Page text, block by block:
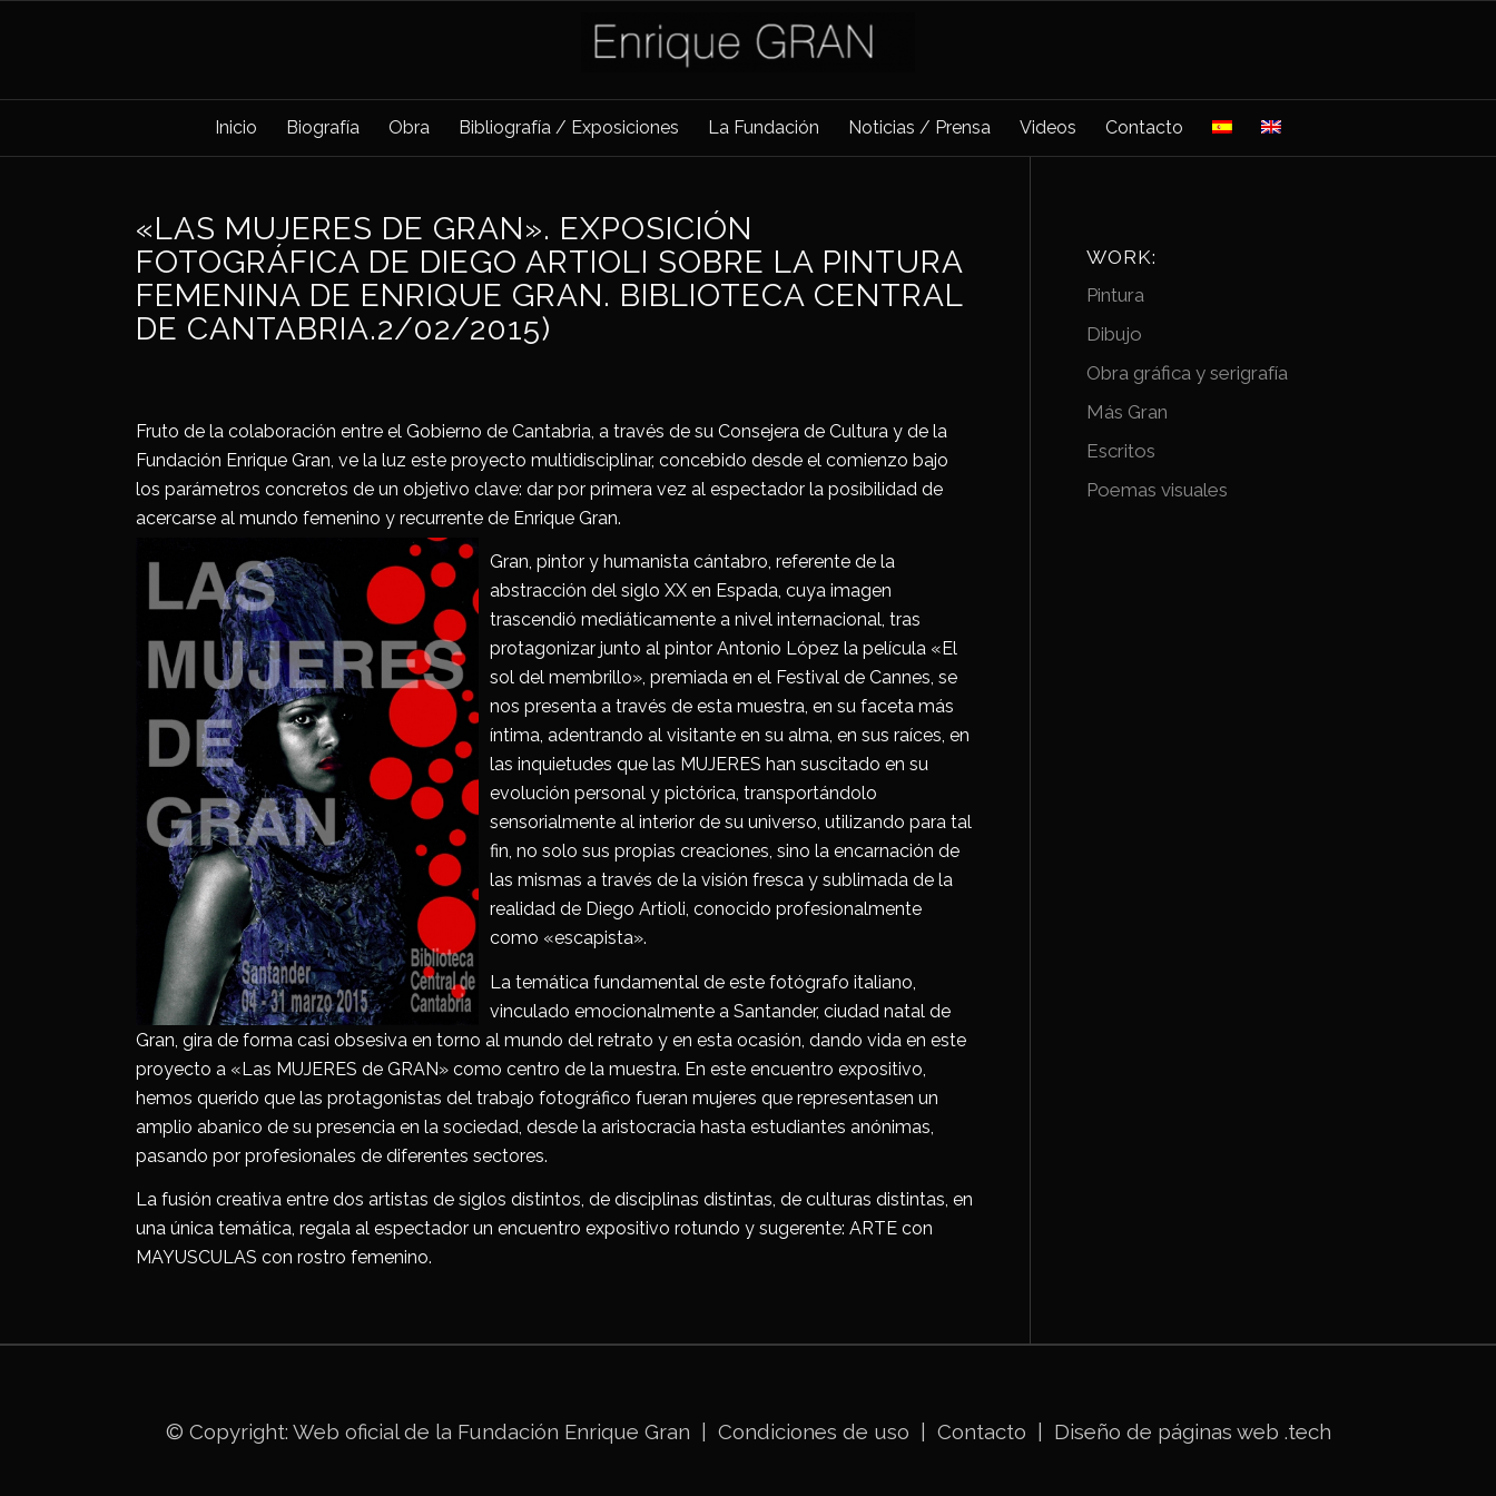
Inicio Biografía Obra Bibliografía / Exposiciones La Fundación Noticias / Prensa Videos Contacto
«LAS MUJERES DE GRAN». EXPOSICIÓN
FOTOGRÁFICA DE DIEGO ARTIOLI SOBRE LA PINTURA
FEMENINA DE ENRIQUE GRAN. BIBLIOTECA CENTRAL
DE CANTABRIA.2/02/2015)
Fruto de la colaboración entre el Gobierno de Cantabria, a través de su Consejera de Cultura y de la
Fundación Enrique Gran, ve la luz este proyecto multidisciplinar, concebido desde el comienzo bajo
los parámetros concretos de un objetivo clave: dar por primera vez al espectador la posibilidad de
acercarse al mundo femenino y recurrente de Enrique Gran.
Gran, pintor y humanista cántabro, referente de la
abstracción del siglo XX en Espada, cuya imagen
trascendió mediáticamente a nivel internacional, tras
protagonizar junto al pintor Antonio López la película «El
sol del membrillo», premiada en el Festival de Cannes, se
nos presenta a través de esta muestra, en su faceta más
íntima, adentrando al visitante en su alma, en sus raíces, en
las inquietudes que las MUJERES han suscitado en su
evolución personal y pictórica, transportándolo
sensorialmente al interior de su universo, utilizando para tal
fin, no solo sus propias creaciones, sino la encarnación de
las mismas a través de la visión fresca y sublimada de la
realidad de Diego Artioli, conocido profesionalmente
como «escapista».
La temática fundamental de este fotógrafo italiano,
vinculado emocionalmente a Santander, ciudad natal de
Gran, gira de forma casi obsesiva en torno al mundo del retrato y en esta ocasión, dando vida en este
proyecto a «Las MUJERES de GRAN» como centro de la muestra. En este encuentro expositivo,
hemos querido que las protagonistas del trabajo fotográfico fueran mujeres que representasen un
amplio abanico de su presencia en la sociedad, desde la aristocracia hasta estudiantes anónimas,
pasando por profesionales de diferentes sectores.
La fusión creativa entre dos artistas de siglos distintos, de disciplinas distintas, de culturas distintas, en
una única temática, regala al espectador un encuentro expositivo rotundo y sugerente: ARTE con
MAYUSCULAS con rostro femenino.
WORK:
Pintura
Dibujo
Obra gráfica y serigrafía
Más Gran
Escritos
Poemas visuales
© Copyright: Web oficial de la Fundación Enrique Gran | Condiciones de uso | Contacto | Diseño de páginas web .tech